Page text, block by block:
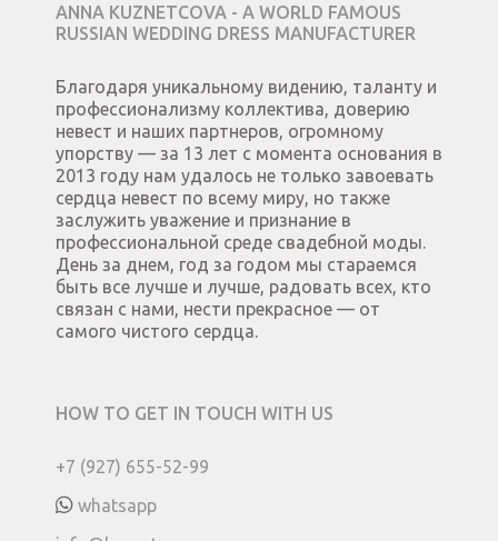
ANNA KUZNETCOVA - A WORLD FAMOUS
RUSSIAN WEDDING DRESS MANUFACTURER
Благодаря уникальному видению, таланту и
профессионализму коллектива, доверию
невест и наших партнеров, огромному
упорству — за 13 лет с момента основания в
2013 году нам удалось не только завоевать
сердца невест по всему миру, но также
заслужить уважение и признание в
профессиональной среде свадебной моды.
День за днем, год за годом мы стараемся
быть все лучше и лучше, радовать всех, кто
связан с нами, нести прекрасное — от
самого чистого сердца.
HOW TO GET IN TOUCH WITH US
+7 (927) 655-52-99
whatsapp